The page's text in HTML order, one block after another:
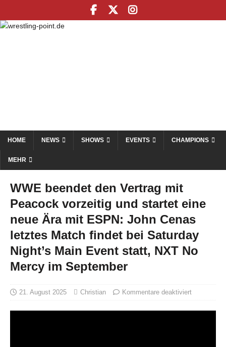
HOME NEWS SHOWS EVENTS CHAMPIONS
MEHR
WWE beendet den Vertrag mit
Peacock vorzeitig und startet eine
neue Ära mit ESPN: John Cenas
letztes Match findet bei Saturday
Night’s Main Event statt, NXT No
Mercy im September
21. August 2025 Christian Kommentare deaktiviert